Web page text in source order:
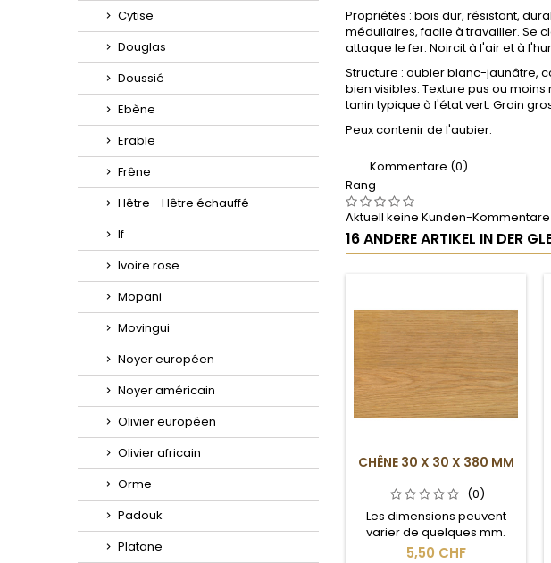
Cytise
Douglas
Doussié
Ebène
Erable
Frêne
Hêtre - Hêtre échauffé
If
Ivoire rose
Mopani
Movingui
Noyer européen
Noyer américain
Olivier européen
Olivier africain
Orme
Padouk
Platane
Propriétés : bois dur, résistant,
médullaires, facile à travailler. Se
attaque le fer. Noircit à l'air et à
Structure : aubier blanc-jaunâtre,
bien visibles. Texture pus ou
tanin typique à l'état vert. Grain
Peux contenir de l'aubier.
Kommentare (0)
Rang
Aktuell keine Kunden-Kommentare
16 ANDERE ARTIKEL IN DER
CHÊNE 30 X 30 X 380 MM
(0)
Les dimensions peuvent
varier de quelques mm.
Section brute.
5,50 CHF